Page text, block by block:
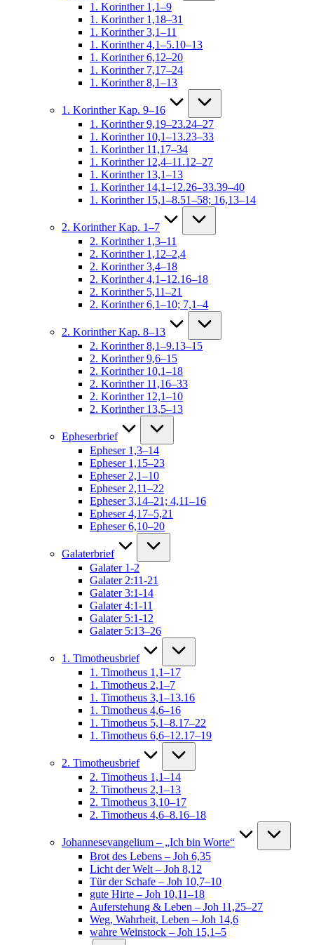
1. Korinther 1,1–9
1. Korinther 1,18–31
1. Korinther 3,1–11
1. Korinther 4,1–5.10–13
1. Korinther 6,12–20
1. Korinther 7,17–24
1. Korinther 8,1–13
1. Korinther Kap. 9–16
1. Korinther 9,19–23.24–27
1. Korinther 10,1–13.23–33
1. Korinther 11,17–34
1. Korinther 12,4–11.12–27
1. Korinther 13,1–13
1. Korinther 14,1–12.26–33.39–40
1. Korinther 15,1–8.51–58; 16,13–14
2. Korinther Kap. 1–7
2. Korinther 1,3–11
2. Korinther 1,12–2,4
2. Korinther 3,4–18
2. Korinther 4,1–12.16–18
2. Korinther 5,11–21
2. Korinther 6,1–10; 7,1–4
2. Korinther Kap. 8–13
2. Korinther 8,1–9.13–15
2. Korinther 9,6–15
2. Korinther 10,1–18
2. Korinther 11,16–33
2. Korinther 12,1–10
2. Korinther 13,5–13
Epheserbrief
Epheser 1,3–14
Epheser 1,15–23
Epheser 2,1–10
Epheser 2,11–22
Epheser 3,14–21; 4,11–16
Epheser 4,17–5,21
Epheser 6,10–20
Galaterbrief
Galater 1-2
Galater 2:11-21
Galater 3:1-14
Galater 4:1-11
Galater 5:1-12
Galater 5:13–26
1. Timotheusbrief
1. Timotheus 1,1–17
1. Timotheus 2,1–7
1. Timotheus 3,1–13.16
1. Timotheus 4,6–16
1. Timotheus 5,1–8.17–22
1. Timotheus 6,6–12.17–19
2. Timotheusbrief
2. Timotheus 1,1–14
2. Timotheus 2,1–13
2. Timotheus 3,10–17
2. Timotheus 4,6–8.16–18
Johannesevangelium – „Ich bin Worte“
Brot des Lebens – Joh 6,35
Licht der Welt – Joh 8,12
Tür der Schafe – Joh 10,7–10
gute Hirte – Joh 10,11–18
Auferstehung & Leben – Joh 11,25–27
Weg, Wahrheit, Leben – Joh 14,6
wahre Weinstock – Joh 15,1–5